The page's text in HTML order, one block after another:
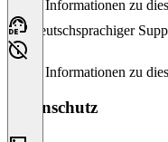
Keine Informationen zu
Deutschsprachiger
Keine Informationen zu
Datenschutz